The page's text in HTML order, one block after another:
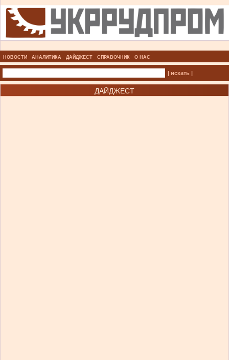
НОВОСТИ АНАЛИТИКА ДАЙДЖЕСТ СПРАВОЧНИК О НАС
| искать |
ДАЙДЖЕСТ